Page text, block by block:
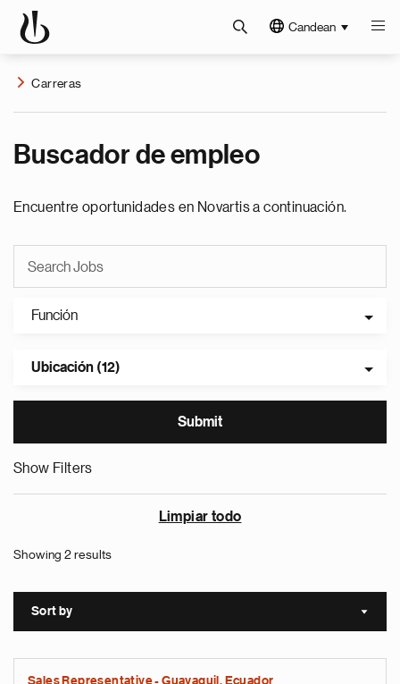
Candean
Carreras
Buscador de empleo
Encuentre oportunidades en Novartis a continuación.
Función
Ubicación (12)
Show Filters
Limpiar todo
Showing 2 results
Sort by Sort
Sales Representative - Guayaquil, Ecuador